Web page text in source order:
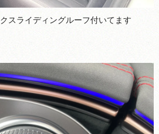
スライディングルーフ付いてます